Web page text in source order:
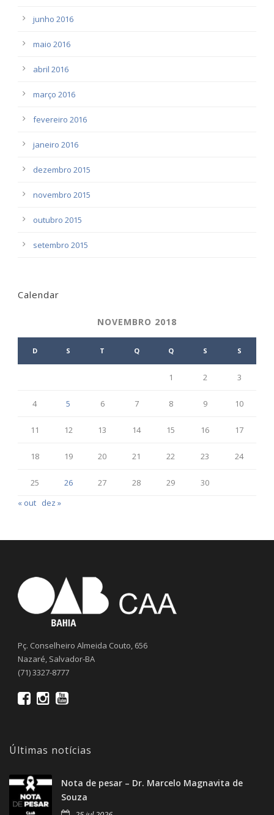
junho 2016
maio 2016
abril 2016
março 2016
fevereiro 2016
janeiro 2016
dezembro 2015
novembro 2015
outubro 2015
setembro 2015
Calendar
NOVEMBRO 2018
D S T Q Q S S
1 2 3
4 5 6 7 8 9 10
11 12 13 14 15 16 17
18 19 20 21 22 23 24
25 26 27 28 29
30
« out dez »
Pç. Conselheiro Almeida Couto, 656
Nazaré, Salvador-BA
(71) 3327-8777
Últimas notícias
Nota de pesar – Dr. Marcelo Magnavita de
Souza